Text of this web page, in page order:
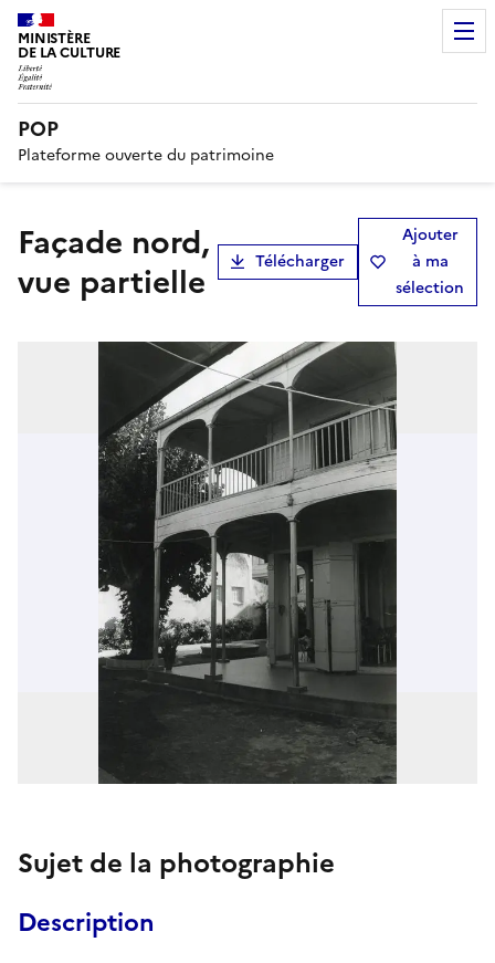
MINISTÈRE
DE LA CULTURE
POP
Plateforme ouverte du patrimoine
façade nord,
vue partielle
Télécharger
Ajouter
à ma
sélection
Sujet de la photographie
Description